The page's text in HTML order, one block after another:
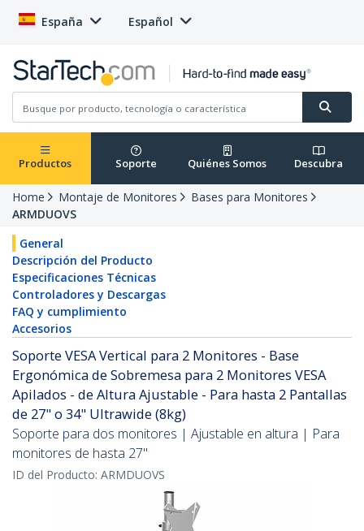
España Español
Productos Soporte Quiénes Somos Descubra
Home Montaje de Monitores
Bases para Monitores
ARMDUOVS
General
Descripción del Producto
Especificaciones Técnicas
Controladores y Descargas
FAQ y cumplimiento
Accesorios
Soporte VESA Vertical para 2 Monitores - Base
Ergonómica de Sobremesa para 2 Monitores VESA
Apilados - de Altura Ajustable - Para hasta 2 Pantallas
de 27" o 34" Ultrawide (8kg)
Soporte para dos monitores | Ajustable en altura | Para
monitores de hasta 27"
ID del Producto: ARMDUOVS